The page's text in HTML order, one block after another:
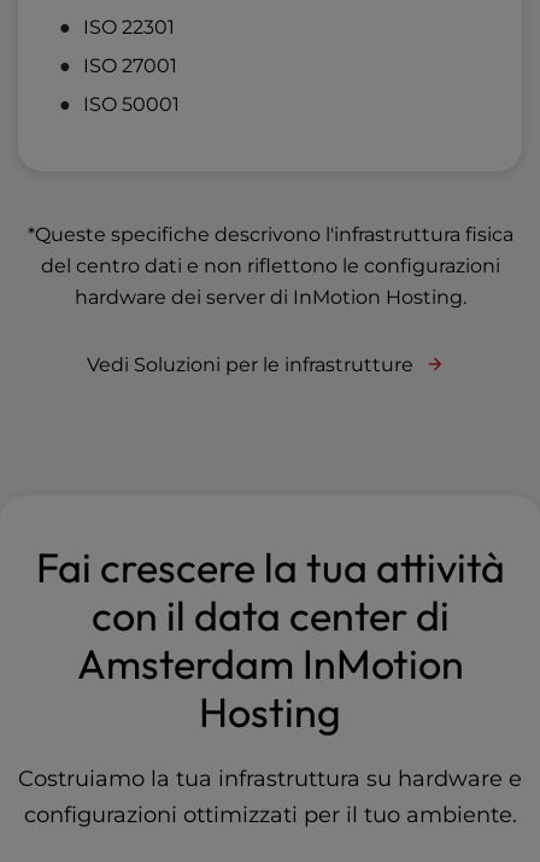
ISO 22301
ISO 27001
ISO 50001
*Queste specifiche descrivono l'infrastruttura fisica
del centro dati e non riflettono le configurazioni
hardware dei server di InMotion Hosting.
Vedi Soluzioni per le infrastrutture
Fai crescere la tua attività
con il data center di
Amsterdam InMotion
Hosting
Costruiamo la tua infrastruttura su hardware e
configurazioni ottimizzati per il tuo ambiente.